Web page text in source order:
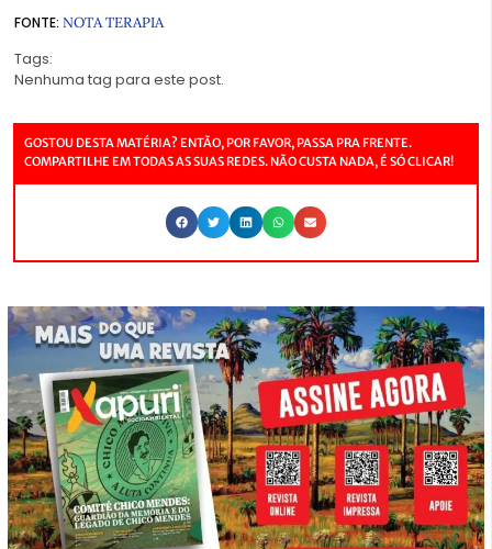
FONTE: NOTA TERAPIA
Tags:
Nenhuma tag para este post.
GOSTOU DESTA MATÉRIA? ENTÃO, POR FAVOR, PASSA PRA FRENTE.
COMPARTILHE EM TODAS AS SUAS REDES. NÃO CUSTA NADA, É SÓ CLICAR!